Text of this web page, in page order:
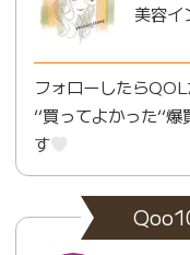
美容イ
フォローしたらQOL
‘‘買ってよかった‘‘
す